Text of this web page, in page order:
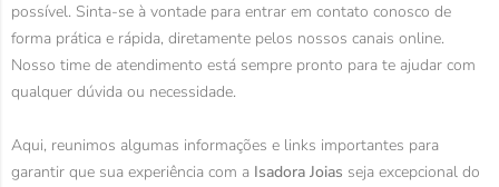
possível. Sinta-se à vontade para entrar em contato conosco de
forma prática e rápida, diretamente pelos nossos canais online.
Nosso time de atendimento está sempre pronto para te ajudar com
qualquer dúvida ou necessidade.
Aqui, reunimos algumas informações e links importantes para
garantir que sua experiência com a Isadora Joias seja excepcional do